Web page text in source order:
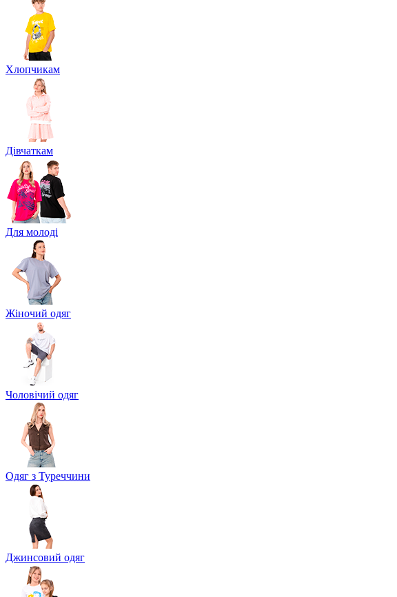
Хлопчикам
Дівчаткам
Для молоді
Жіночий одяг
Чоловічий одяг
Одяг з Туреччини
Джинсовий одяг